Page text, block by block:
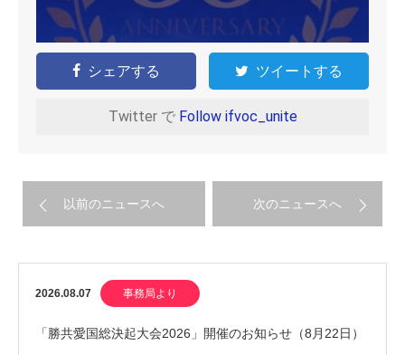
シェアする ツイートする
Twitter で Follow ifvoc_unite
以前のニュースへ 次のニュースへ
2026.08.07 事務局より
「勝共愛国総決起大会2026」開催のお知らせ（8月22日）